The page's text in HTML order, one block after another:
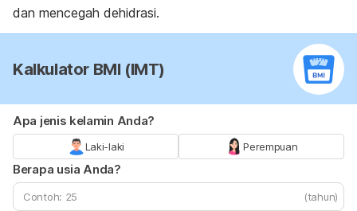
dan mencegah dehidrasi.
Kalkulator BMI (IMT)
Apa jenis kelamin Anda?
Laki-laki Perempuan
Berapa usia Anda?
(tahun)